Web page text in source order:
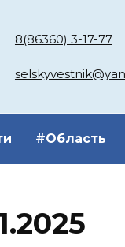
8(86360) 3-17-77
#Область